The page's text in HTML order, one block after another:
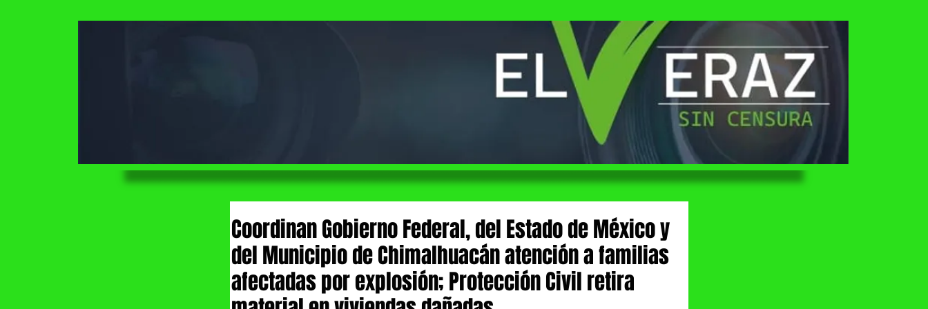
Coordinan Gobierno Federal, del Estado de México y
del Municipio de Chimalhuacán atención a familias
afectadas por explosión; Protección Civil retira